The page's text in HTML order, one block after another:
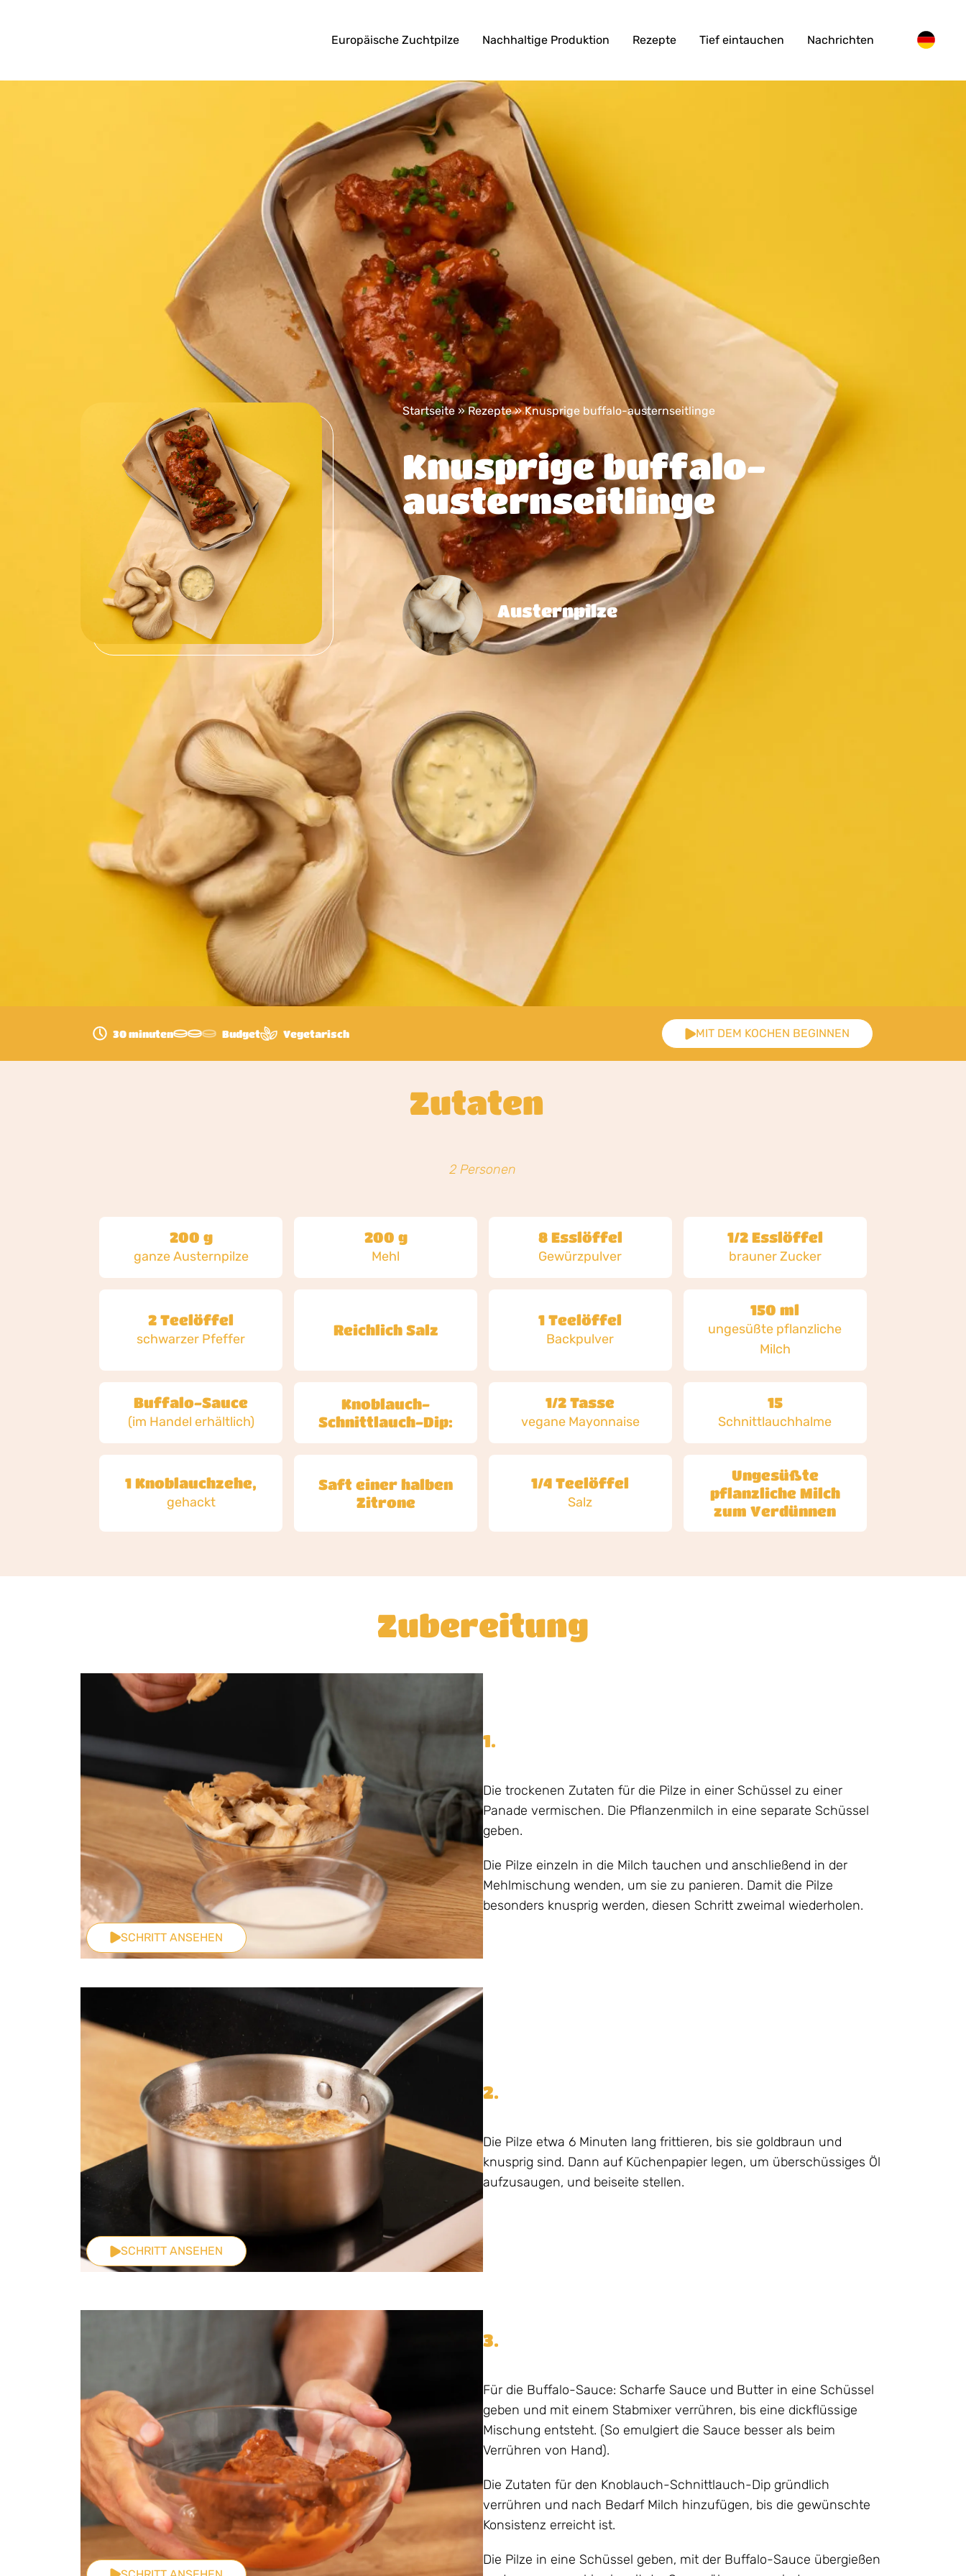
Europäische Zuchtpilze Nachhaltige Produktion Rezepte Tief eintauchen Nachrichten
Startseite»Rezepte»Knusprige buffalo-austernseitlinge
Knusprige buffalo-
austernseitlinge
Austernpilze
30 minuten Budget Vegetarisch MIT DEM KOCHEN BEGINNEN
Zutaten
2 Personen
200 g
ganze Austernpilze
200 g
Mehl
8 Esslöffel
Gewürzpulver
1/2 Esslöffel
brauner Zucker
2 Teelöffel
schwarzer Pfeffer
Reichlich Salz
1 Teelöffel
Backpulver
150 ml
ungesüßte pflanzliche
Milch
Buffalo-Sauce
(im Handel erhältlich)
Knoblauch-
Schnittlauch-Dip:
1/2 Tasse
vegane Mayonnaise
15
Schnittlauchhalme
1 Knoblauchzehe,
gehackt
Saft einer halben
Zitrone
1/4 Teelöffel
Salz
Ungesüßte
pflanzliche Milch
zum Verdünnen
Zubereitung
SCHRITT ANSEHEN
1.
Die trockenen Zutaten für die Pilze in einer Schüssel zu einer
Panade vermischen. Die Pflanzenmilch in eine separate Schüssel
geben.
Die Pilze einzeln in die Milch tauchen und anschließend in der
Mehlmischung wenden, um sie zu panieren. Damit die Pilze
besonders knusprig werden, diesen Schritt zweimal wiederholen.
SCHRITT ANSEHEN
2.
Die Pilze etwa 6 Minuten lang frittieren, bis sie goldbraun und
knusprig sind. Dann auf Küchenpapier legen, um überschüssiges Öl
aufzusaugen, und beiseite stellen.
3.
Für die Buffalo-Sauce: Scharfe Sauce und Butter in eine Schüssel
geben und mit einem Stabmixer verrühren, bis eine dickflüssige
Mischung entsteht. (So emulgiert die Sauce besser als beim
Verrühren von Hand).
Die Zutaten für den Knoblauch-Schnittlauch-Dip gründlich
verrühren und nach Bedarf Milch hinzufügen, bis die gewünschte
Konsistenz erreicht ist.
Die Pilze in eine Schüssel geben, mit der Buffalo-Sauce übergießen